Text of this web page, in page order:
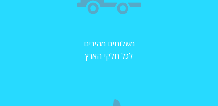
משלוחים מהירים
לכל חלקי הארץ